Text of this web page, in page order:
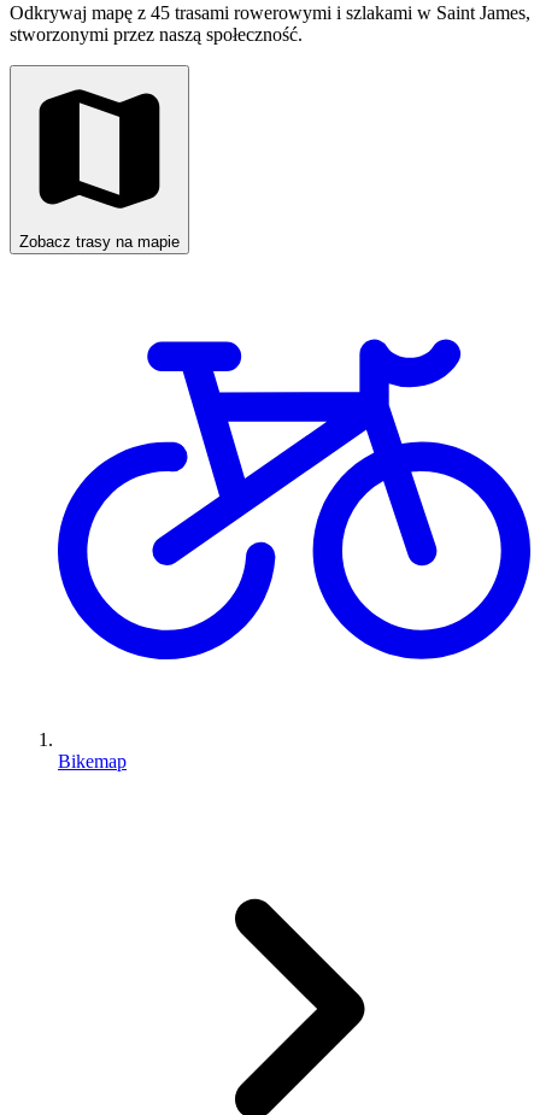
Odkrywaj mapę z 45 trasami rowerowymi i szlakami w Saint James,
stworzonymi przez naszą społeczność.
Zobacz trasy na mapie
Bikemap